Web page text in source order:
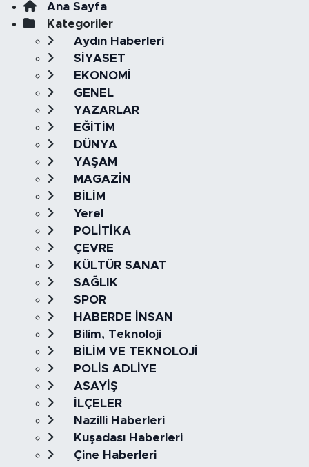
Ana Sayfa
Kategoriler
Aydın Haberleri
SİYASET
EKONOMİ
GENEL
YAZARLAR
EĞİTİM
DÜNYA
YAŞAM
MAGAZİN
BİLİM
Yerel
POLİTİKA
ÇEVRE
KÜLTÜR SANAT
SAĞLIK
SPOR
HABERDE İNSAN
Bilim, Teknoloji
BİLİM VE TEKNOLOJİ
POLİS ADLİYE
ASAYİŞ
İLÇELER
Nazilli Haberleri
Kuşadası Haberleri
Çine Haberleri